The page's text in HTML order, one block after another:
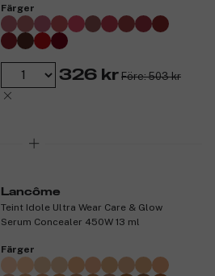
Färger
326 kr Före: 503 kr
Lancôme
Teint Idole Ultra Wear Care & Glow
Serum Concealer 450W 13 ml
Färger